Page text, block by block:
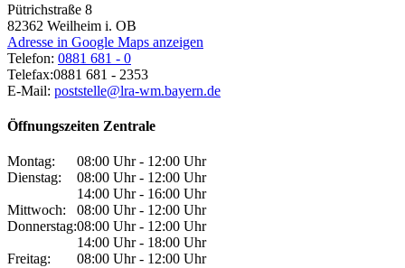
Pütrichstraße 8
82362 Weilheim i. OB
Adresse in Google Maps anzeigen
Telefon: 0881 681 - 0
Telefax:0881 681 - 2353
E-Mail: poststelle@lra-wm.bayern.de
Öffnungszeiten Zentrale
Montag:
08:00 Uhr - 12:00 Uhr
Dienstag:
08:00 Uhr - 12:00 Uhr
14:00 Uhr - 16:00 Uhr
Mittwoch:
08:00 Uhr - 12:00 Uhr
Donnerstag:08:00 Uhr - 12:00 Uhr
14:00 Uhr - 18:00 Uhr
Freitag:
08:00 Uhr - 12:00 Uhr